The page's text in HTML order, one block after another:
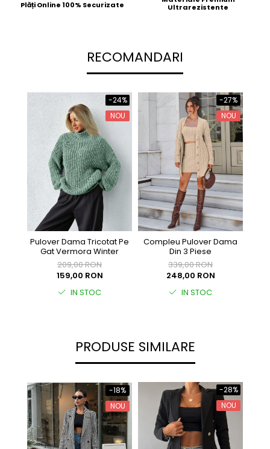
Plăți Online 100% Securizate
Ultrarezistente
RECOMANDARI
-24%
NOU
Pulover Dama Tricotat Pe
Gat Vermora Winter
209,00 RON
159,00 RON
IN STOC
-27%
NOU
Compleu Pulover Dama
Din 3 Piese
339,00 RON
248,00 RON
IN STOC
PRODUSE SIMILARE
-18%
NOU
-28%
NOU